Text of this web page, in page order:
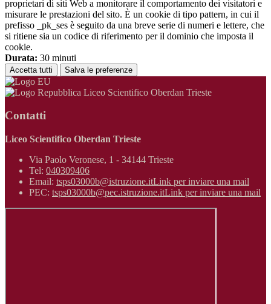
proprietari di siti Web a monitorare il comportamento dei visitatori e
misurare le prestazioni del sito. È un cookie di tipo pattern, in cui il
prefisso _pk_ses è seguito da una breve serie di numeri e lettere, che
si ritiene sia un codice di riferimento per il dominio che imposta il
cookie.
Durata: 30 minuti
Accetta tutti Salva le preferenze
Liceo Scientifico Oberdan Trieste
Contatti
Liceo Scientifico Oberdan Trieste
Via Paolo Veronese, 1 - 34144 Trieste
Tel: 040309406
Email: tsps03000b@istruzione.itLink per inviare una mail
PEC: tsps03000b@pec.istruzione.itLink per inviare una mail